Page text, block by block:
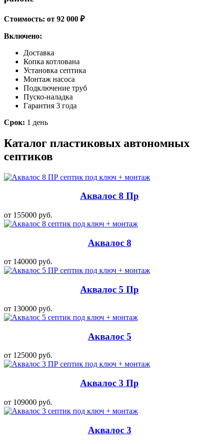
Стоимость: от 92 000 ₽
Включено:
Доставка
Копка котлована
Установка септика
Монтаж насоса
Подключение труб
Пуско-наладка
Гарантия 3 года
Срок: 1 день
Каталог пластиковых автономных
септиков
Аквалос 8 Пр
от 155000 руб.
Аквалос 8
от 140000 руб.
Аквалос 5 Пр
от 130000 руб.
Аквалос 5
от 125000 руб.
Аквалос 3 Пр
от 109000 руб.
Аквалос 3